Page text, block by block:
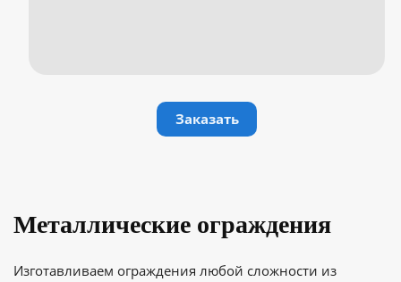
Заказать
Металлические ограждения
Изготавливаем ограждения любой сложности из